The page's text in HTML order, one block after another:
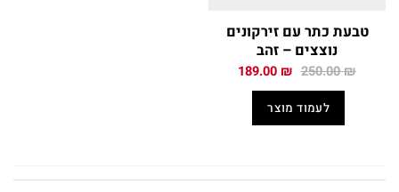
טבעת כתר עם זירקונים
נוצצים – זהב
250.00₪ המחיר
250.00 ₪.
189.00 ₪ המחיר
לעמוד מוצר